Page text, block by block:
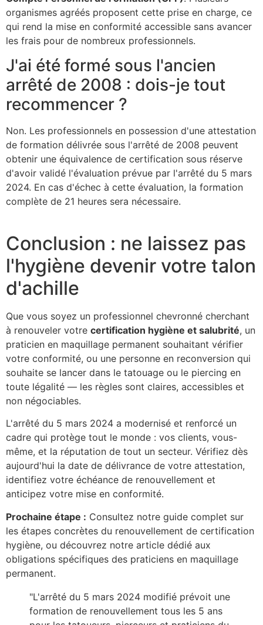
organismes agréés proposent cette prise en charge, ce
qui rend la mise en conformité accessible sans avancer
les frais pour de nombreux professionnels.
J'ai été formé sous l'ancien
arrêté de 2008 : dois-je tout
recommencer ?
Non. Les professionnels en possession d'une attestation
de formation délivrée sous l'arrêté de 2008 peuvent
obtenir une équivalence de certification sous réserve
d'avoir validé l'évaluation prévue par l'arrêté du 5 mars
2024. En cas d'échec à cette évaluation, la formation
complète de 21 heures sera nécessaire.
Conclusion : ne laissez pas
l'hygiène devenir votre talon
d'achille
Que vous soyez un professionnel chevronné cherchant
à renouveler votre certification hygiène et salubrité, un
praticien en maquillage permanent souhaitant vérifier
votre conformité, ou une personne en reconversion qui
souhaite se lancer dans le tatouage ou le piercing en
toute légalité — les règles sont claires, accessibles et
non négociables.
L'arrêté du 5 mars 2024 a modernisé et renforcé un
cadre qui protège tout le monde : vos clients, vous-
même, et la réputation de tout un secteur. Vérifiez dès
aujourd'hui la date de délivrance de votre attestation,
identifiez votre échéance de renouvellement et
anticipez votre mise en conformité.
Prochaine étape : Consultez notre guide complet sur
les étapes concrètes du renouvellement de certification
hygiène, ou découvrez notre article dédié aux
obligations spécifiques des praticiens en maquillage
permanent.
"L'arrêté du 5 mars 2024 modifié prévoit une
formation de renouvellement tous les 5 ans